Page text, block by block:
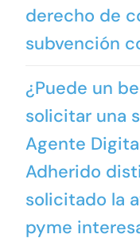
derecho de
subvención
¿Puede un
solicitar una
Agente
Adherido
solicitado la
pyme